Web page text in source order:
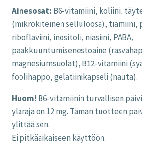
Ainesosat: B6-vitamiini, koliini,
(mikrokiteinen selluloosa), tiamiini,
riboflaviini, inositoli, niasiini, PABA,
paakkuuntumisenestoaine
magnesiumsuolat), B12-vitamiini
foolihappo, gelatiinikapseli (nauta).
Huom! B6-vitamiinin turvallisen
yläraja on 12 mg. Tämän tuotteen
ylittää sen.
Ei pitkäaikaiseen käyttöön.